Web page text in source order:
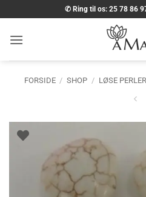
til
indhold
✆ Ring til os: 25 78 86
FORSIDE / SHOP / LØSE PERLER